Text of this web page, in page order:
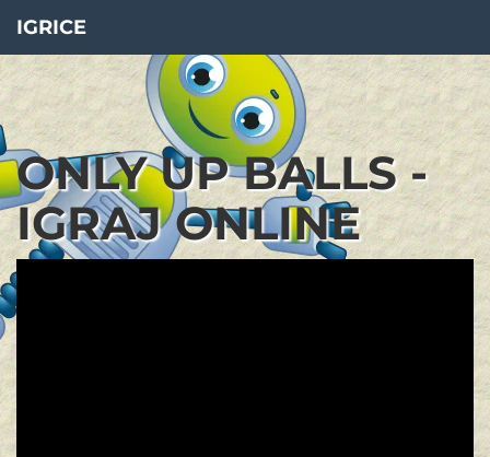
IGRICE
ONLY UP BALLS -
IGRAJ ONLINE